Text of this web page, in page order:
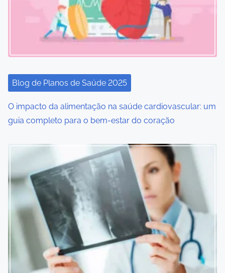
i
o
n
Blog de Planos de Saúde 2025
O impacto da alimentação na saúde cardiovascular: um
guia completo para o bem-estar do coração